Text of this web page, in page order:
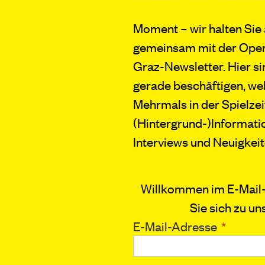
Moment – wir halten
gemeinsam mit der
Graz-Newsletter. Hier
gerade beschäftigen,
Mehrmals in der
(Hintergrund-
Interviews und
Willkommen im E-
Sie sich zu
E-Mail-Adresse